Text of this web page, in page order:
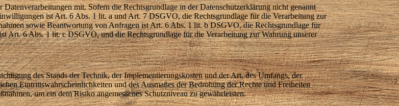
mit. Sofern die Rechtsgrundlage in der Datenschutzerklärung nicht genannt
ist Art. 6 Abs. 1 lit. a und Art. 7 DSGVO, die Rechtsgrundlage für die Verarbeitung zur
sowie Beantwortung von Anfragen ist Art. 6 Abs. 1 lit. b DSGVO, die Rechtsgrundlage für
Art. 6 Abs. 1 lit. c DSGVO, und die Rechtsgrundlage für die Verarbeitung zur Wahrung unserer
des Stands der Technik, der Implementierungskosten und der Art, des Umfangs, der
Eintrittswahrscheinlichkeiten und des Ausmaßes der Bedrohung der Rechte und Freiheiten
um ein dem Risiko angemessenes Schutzniveau zu gewährleisten.